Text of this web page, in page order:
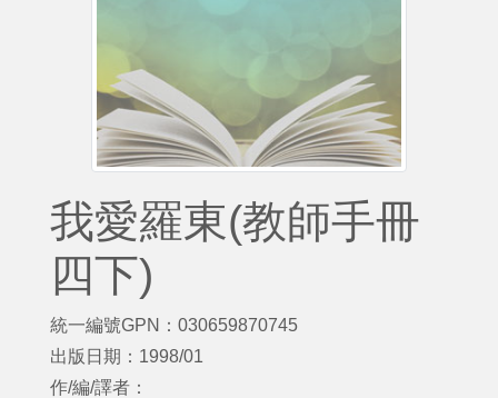
我愛羅東(教師手冊
四下)
統一編號GPN：030659870745
出版日期：1998/01
作/編/譯者：